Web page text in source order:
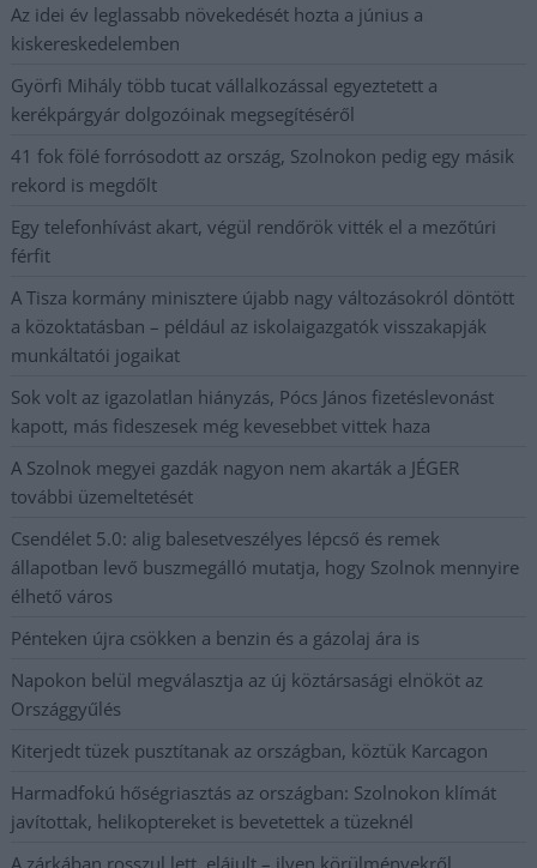
Az idei év leglassabb növekedését hozta a június a
kiskereskedelemben
Györfi Mihály több tucat vállalkozással egyeztetett a
kerékpárgyár dolgozóinak megsegítéséről
41 fok fölé forrósodott az ország, Szolnokon pedig egy másik
rekord is megdőlt
Egy telefonhívást akart, végül rendőrök vitték el a mezőtúri
férfit
A Tisza kormány minisztere újabb nagy változásokról döntött
a közoktatásban – például az iskolaigazgatók visszakapják
munkáltatói jogaikat
Sok volt az igazolatlan hiányzás, Pócs János fizetéslevonást
kapott, más fideszesek még kevesebbet vittek haza
A Szolnok megyei gazdák nagyon nem akarták a JÉGER
további üzemeltetését
Csendélet 5.0: alig balesetveszélyes lépcső és remek
állapotban levő buszmegálló mutatja, hogy Szolnok mennyire
élhető város
Pénteken újra csökken a benzin és a gázolaj ára is
Napokon belül megválasztja az új köztársasági elnököt az
Országgyűlés
Kiterjedt tüzek pusztítanak az országban, köztük Karcagon
Harmadfokú hőségriasztás az országban: Szolnokon klímát
javítottak, helikoptereket is bevetettek a tüzeknél
A zárkában rosszul lett, elájult – ilyen körülményekről